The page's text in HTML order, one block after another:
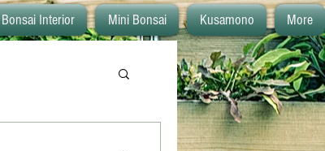
Bonsai Interior Mini Bonsai Kusamono More